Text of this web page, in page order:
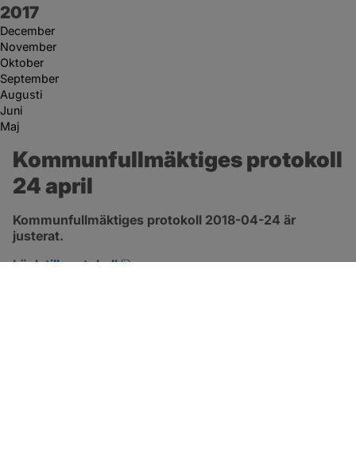
År:
2017
December
November
Oktober
September
Augusti
Juni
Maj
Kommunfullmäktiges protokoll
24 april
Kommunfullmäktiges protokoll 2018-04-24 är
justerat.
Länk till protokoll
pdf, 2.9 MB, öppnas i nytt fönster.